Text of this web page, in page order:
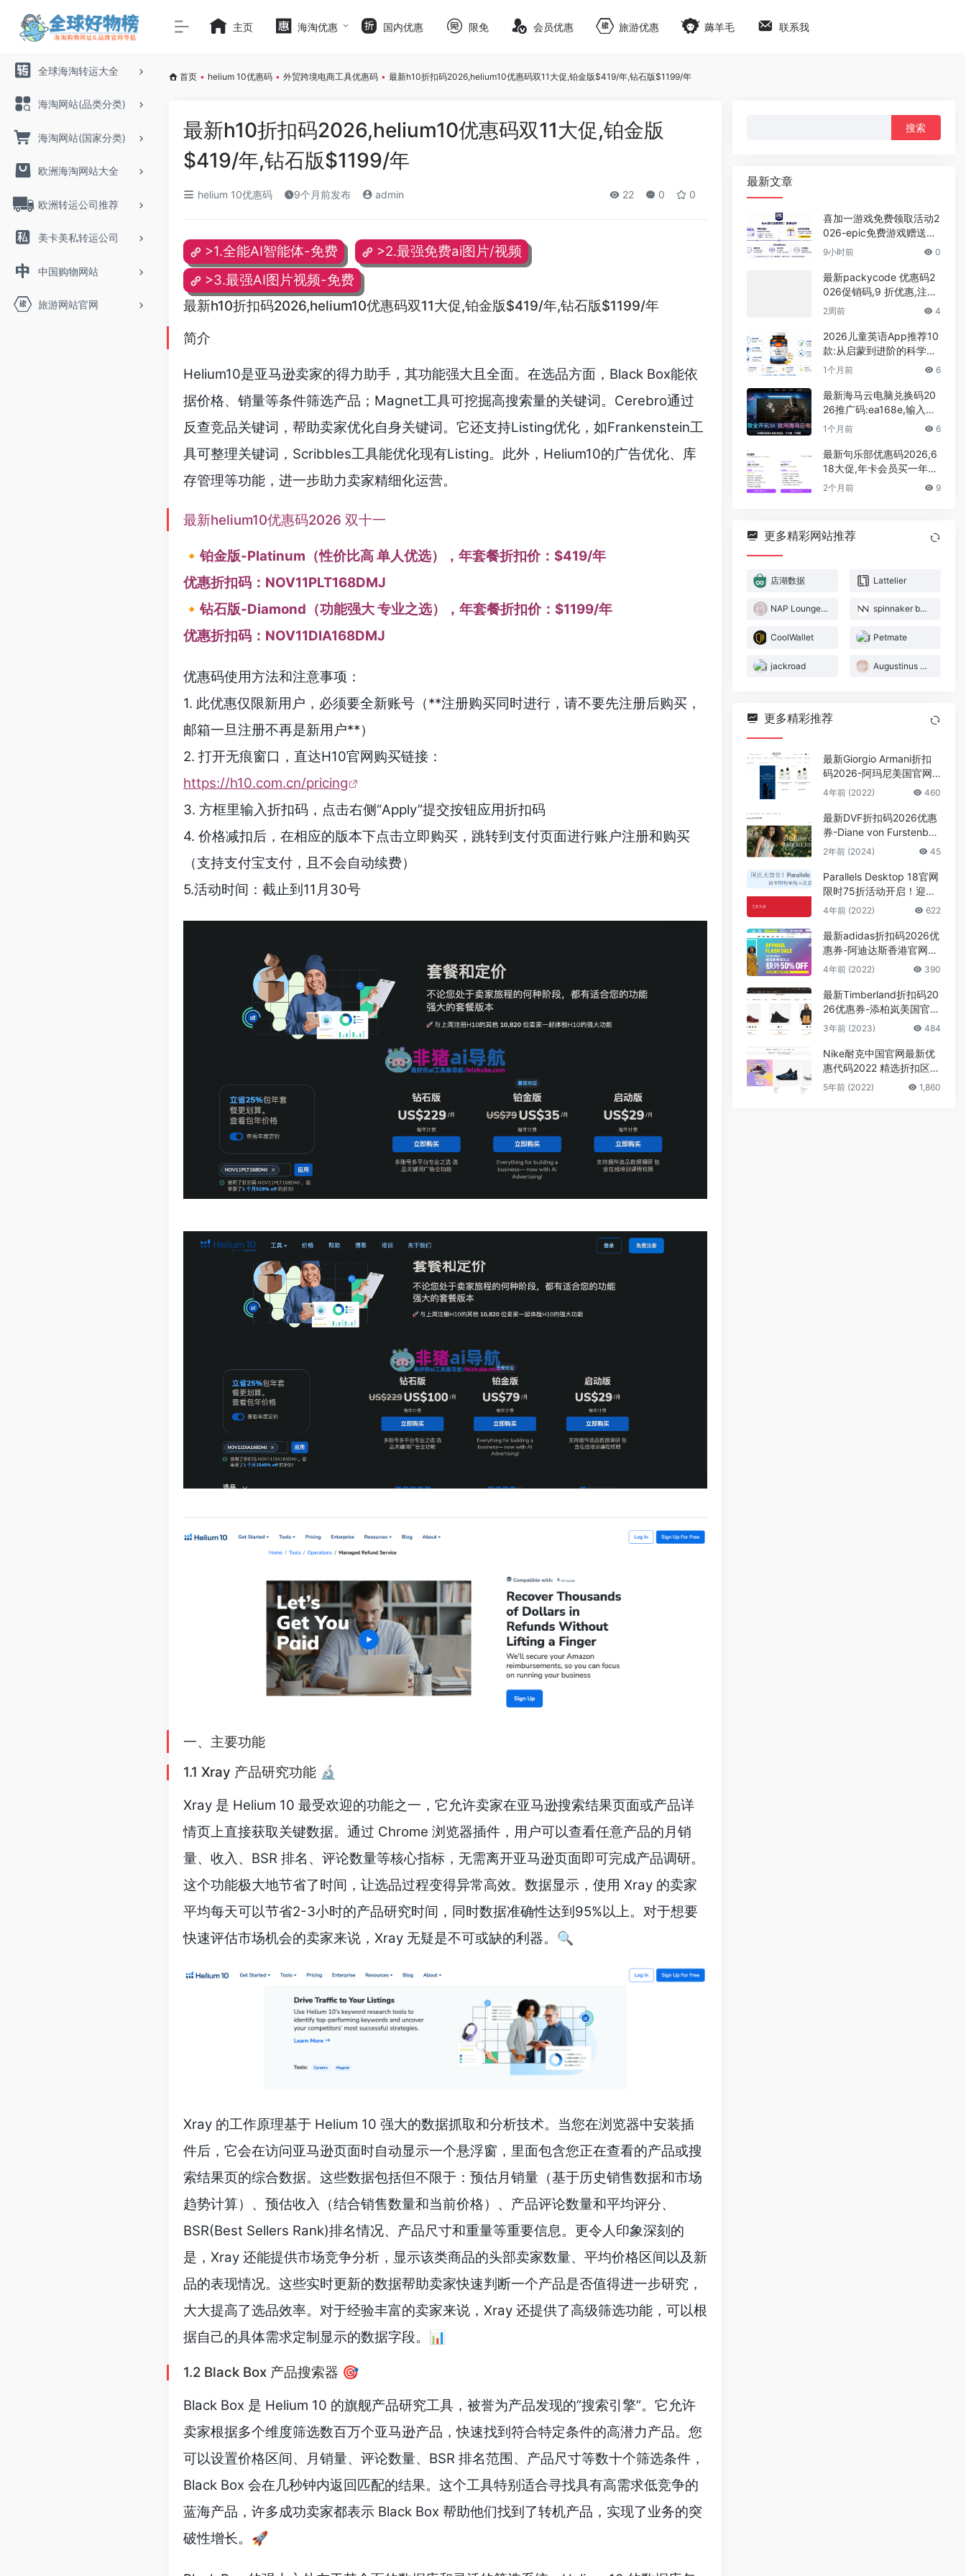
全球海淘转运大全
海淘网站(品类分类)
海淘网站(国家分类)
欧洲海淘网站大全
欧洲转运公司推荐
美卡美私转运公司
中国购物网站
旅游网站官网
主页 海淘优惠 国内优惠 限免 会员优惠 旅游优惠 薅羊毛 联系我
首页 • helium 10优惠码 • 外贸跨境电商工具优惠码 • 最新h10折扣码2026,helium10优惠码双11大促,铂金版$419/年,钻石版$1199/年
最新h10折扣码2026,helium10优惠码双11大促,铂金版
$419/年,钻石版$1199/年
helium 10优惠码 9个月前发布 admin 22 0 0
>1.全能AI智能体-免费
>2.最强免费ai图片/视频
>3.最强AI图片视频-免费
最新h10折扣码2026,helium10优惠码双11大促,铂金版$419/年,钻石版$1199/年
简介
Helium10是亚马逊卖家的得力助手，其功能强大且全面。在选品方面，Black Box能依
据价格、销量等条件筛选产品；Magnet工具可挖掘高搜索量的关键词。Cerebro通过
反查竞品关键词，帮助卖家优化自身关键词。它还支持Listing优化，如Frankenstein工
具可整理关键词，Scribbles工具能优化现有Listing。此外，Helium10的广告优化、库
存管理等功能，进一步助力卖家精细化运营。
最新helium10优惠码2026 双十一
🔸铂金版-Platinum（性价比高 单人优选），年套餐折扣价：$419/年
优惠折扣码：NOV11PLT168DMJ
🔸钻石版-Diamond（功能强大 专业之选），年套餐折扣价：$1199/年
优惠折扣码：NOV11DIA168DMJ
优惠码使用方法和注意事项：
1. 此优惠仅限新用户，必须要全新账号（**注册购买同时进行，请不要先注册后购买，
邮箱一旦注册不再是新用户**）
2. 打开无痕窗口，直达H10官网购买链接：
https://h10.com.cn/pricing
3. 方框里输入折扣码，点击右侧“Apply”提交按钮应用折扣码
4. 价格减扣后，在相应的版本下点击立即购买，跳转到支付页面进行账户注册和购买
（支持支付宝支付，且不会自动续费）
5.活动时间：截止到11月30号
一、主要功能
1.1 Xray 产品研究功能 🔬
Xray 是 Helium 10 最受欢迎的功能之一，它允许卖家在亚马逊搜索结果页面或产品详
情页上直接获取关键数据。通过 Chrome 浏览器插件，用户可以查看任意产品的月销
量、收入、BSR 排名、评论数量等核心指标，无需离开亚马逊页面即可完成产品调研。
这个功能极大地节省了时间，让选品过程变得异常高效。数据显示，使用 Xray 的卖家
平均每天可以节省2-3小时的产品研究时间，同时数据准确性达到95%以上。对于想要
快速评估市场机会的卖家来说，Xray 无疑是不可或缺的利器。🔍
Xray 的工作原理基于 Helium 10 强大的数据抓取和分析技术。当您在浏览器中安装插
件后，它会在访问亚马逊页面时自动显示一个悬浮窗，里面包含您正在查看的产品或搜
索结果页的综合数据。这些数据包括但不限于：预估月销量（基于历史销售数据和市场
趋势计算）、预估收入（结合销售数量和当前价格）、产品评论数量和平均评分、
BSR(Best Sellers Rank)排名情况、产品尺寸和重量等重要信息。更令人印象深刻的
是，Xray 还能提供市场竞争分析，显示该类商品的头部卖家数量、平均价格区间以及新
品的表现情况。这些实时更新的数据帮助卖家快速判断一个产品是否值得进一步研究，
大大提高了选品效率。对于经验丰富的卖家来说，Xray 还提供了高级筛选功能，可以根
据自己的具体需求定制显示的数据字段。📊
1.2 Black Box 产品搜索器 🎯
Black Box 是 Helium 10 的旗舰产品研究工具，被誉为产品发现的”搜索引擎”。它允许
卖家根据多个维度筛选数百万个亚马逊产品，快速找到符合特定条件的高潜力产品。您
可以设置价格区间、月销量、评论数量、BSR 排名范围、产品尺寸等数十个筛选条件，
Black Box 会在几秒钟内返回匹配的结果。这个工具特别适合寻找具有高需求低竞争的
蓝海产品，许多成功卖家都表示 Black Box 帮助他们找到了转机产品，实现了业务的突
破性增长。🚀
最新文章
喜加一游戏免费领取活动2
026-epic免费游戏赠送时
间表
9小时前 0
最新packycode 优惠码2
026促销码,9 折优惠,注册
即可获得$1体验余额
2周前 4
2026儿童英语App推荐10
款:从启蒙到进阶的科学选
型,家长实测零踩坑攻略
1个月前 6
最新海马云电脑兑换码20
26推广码:ea168e,输入领
取30分钟的免费游戏时长
1个月前 6
最新句乐部优惠码2026,6
18大促,年卡会员买一年送
一年,永久会员超低价
2个月前 9
更多精彩网站推荐
店湖数据 Lattelier
NAP Loungewear spinnaker boutique
CoolWallet Petmate
jackroad Augustinus Bader
更多精彩推荐
最新Giorgio Armani折扣
码2026-阿玛尼美国官网
精选香氛+精选套装低至6
4年前 (2022) 460
最新DVF折扣码2026优惠
券-Diane von Furstenber
g香港站时尚女装精选款式
2年前 (2024) 45
Parallels Desktop 18官网
限时75折活动开启！迎国
庆 PD虚拟机促销优惠码分
4年前 (2022) 622
最新adidas折扣码2026优
惠券-阿迪达斯香港官网精
选商品最高享额外5折促销
4年前 (2022) 390
最新Timberland折扣码20
26优惠券-添柏岚美国官网
精选商品额外75折促销
3年前 (2023) 484
Nike耐克中国官网最新优
惠代码2022 精选折扣区低
至6折+满2件额外8折 会
5年前 (2022) 1,860